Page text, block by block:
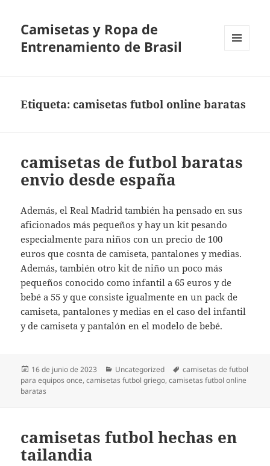
Camisetas y Ropa de
Entrenamiento de Brasil
Etiqueta:camisetas futbol online baratas
camisetas de futbol baratas
envio desde españa
Además, el Real Madrid también ha pensado en sus
aficionados más pequeños y hay un kit pesando
especialmente para niños con un precio de 100
euros que cosnta de camiseta, pantalones y medias.
Además, también otro kit de niño un poco más
pequeños conocido como infantil a 65 euros y de
bebé a 55 y que consiste igualmente en un pack de
camiseta, pantalones y medias en el caso del infantil
y de camiseta y pantalón en el modelo de bebé.
Publicado
el
16 de junio de 2023 Categorías
Uncategorized Etiquetas
camisetas de futbol
para equipos once,camisetas futbol griego,camisetas futbol online
baratas
camisetas futbol hechas en
tailandia